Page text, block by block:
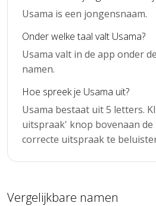
Usama is een jongensnaam.
Onder welke taal valt Usama?
Usama valt in de app onder
namen.
Hoe spreek je Usama uit?
Usama bestaat uit 5 letters.
uitspraak' knop bovenaan de
correcte uitspraak te
Vergelijkbare namen